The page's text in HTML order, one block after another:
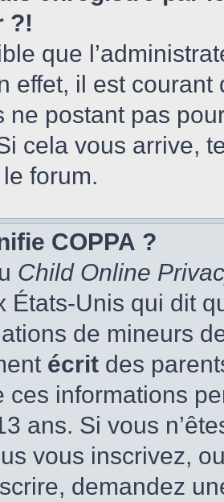
?!
que
effet, il est
ne postant pas
cela vous arrive,
forum.
COPPA ?
Child Online
États-Unis qui dit
de mineurs
écrit des
ces informations
ans. Si vous
vous inscrivez,
demandez